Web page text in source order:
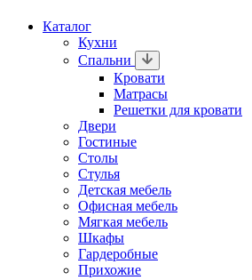
Каталог
Кухни
Спальни
Кровати
Матрасы
Решетки для кровати
Двери
Гостиные
Столы
Стулья
Детская мебель
Офисная мебель
Мягкая мебель
Шкафы
Гардеробные
Прихожие